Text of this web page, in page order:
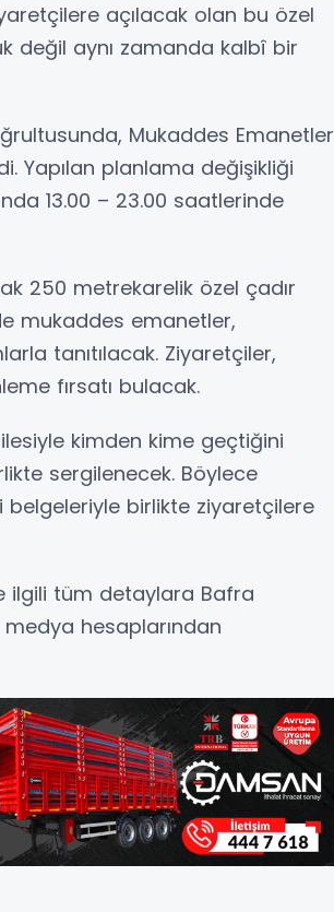
açılacak olan bu özel
değil aynı zamanda kalbî bir
Mukaddes Emanetler
Yapılan planlama değişikliği
13.00 – 23.00 saatlerinde
250 metrekarelik özel çadır
mukaddes emanetler,
tanıtılacak. Ziyaretçiler,
fırsatı bulacak.
kimden kime geçtiğini
sergilenecek. Böylece
birlikte ziyaretçilere
ilgili tüm detaylara Bafra
hesaplarından